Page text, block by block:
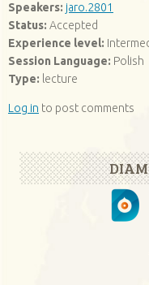
Speakers: jaro.2801
Status: Accepted
Experience level:
Session Language: Polish
Type: lecture
Log in to post comments